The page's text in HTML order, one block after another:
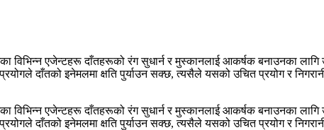
विभिन्न एजेन्टहरू दाँतहरूको रंग सुधार्न र मुस्कानलाई आकर्षक बनाउनका लागि
दाँतको इनेमलमा क्षति पुर्याउन सक्छ, त्यसैले यसको उचित प्रयोग र
विभिन्न एजेन्टहरू दाँतहरूको रंग सुधार्न र मुस्कानलाई आकर्षक बनाउनका लागि
दाँतको इनेमलमा क्षति पुर्याउन सक्छ, त्यसैले यसको उचित प्रयोग र